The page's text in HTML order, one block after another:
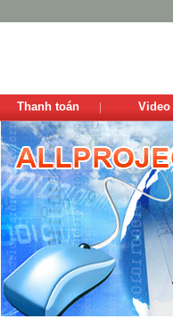
Thanh toán Video